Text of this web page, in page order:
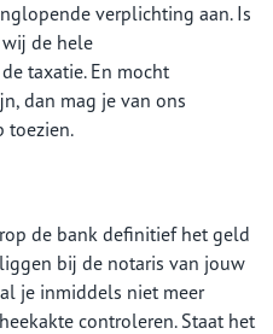
verplichting aan. Is
de hele
taxatie. En mocht
dan mag je van ons
toezien.
de bank definitief het geld
bij de notaris van jouw
je inmiddels niet meer
controleren. Staat het